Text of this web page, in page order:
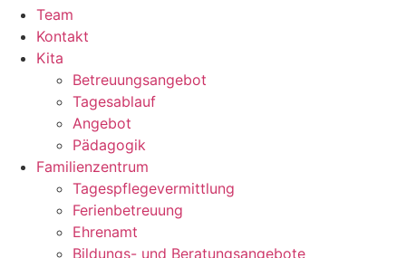
Team
Kontakt
Kita
Betreuungsangebot
Tagesablauf
Angebot
Pädagogik
Familienzentrum
Tagespflegevermittlung
Ferienbetreuung
Ehrenamt
Bildungs- und Beratungsangebote